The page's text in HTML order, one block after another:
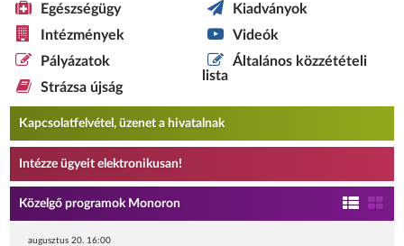
Egészségügy
Intézmények
Pályázatok
Strázsa újság
Kiadványok
Videók
Általános közzétételi
lista
Kapcsolatfelvétel, üzenet a hivatalnak
Intézze ügyeit elektronikusan!
Közelgő programok Monoron
augusztus 20. 16:00